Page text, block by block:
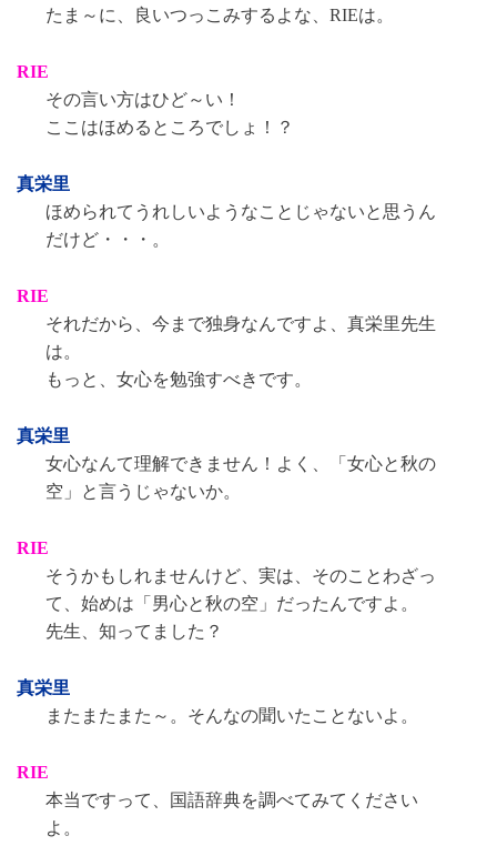
たま～に、良いつっこみするよな、RIEは。
RIE
その言い方はひど～い！
ここはほめるところでしょ！？
真栄里
ほめられてうれしいようなことじゃないと思うん
だけど・・・。
RIE
それだから、今まで独身なんですよ、真栄里先生
は。
もっと、女心を勉強すべきです。
真栄里
女心なんて理解できません！よく、「女心と秋の
空」と言うじゃないか。
RIE
そうかもしれませんけど、実は、そのことわざっ
て、始めは「男心と秋の空」だったんですよ。
先生、知ってました？
真栄里
またまたまた～。そんなの聞いたことないよ。
RIE
本当ですって、国語辞典を調べてみてください
よ。